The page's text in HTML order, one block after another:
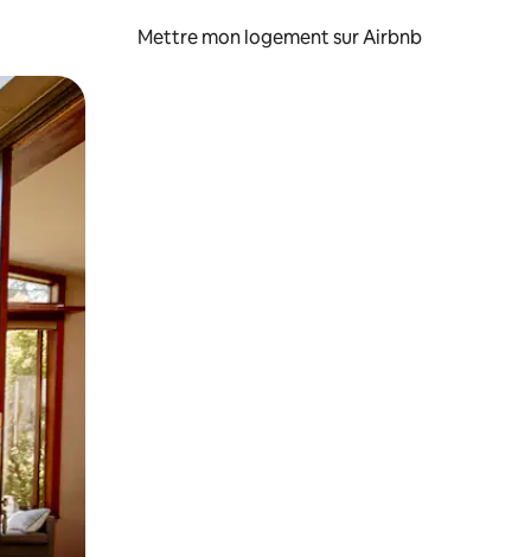
Mettre mon logement sur Airbnb
glisser.